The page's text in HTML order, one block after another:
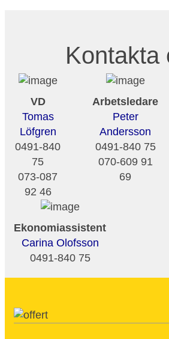
Kontakta
VD
Tomas
Löfgren
0491-840
75
073-087
92 46
Arbetsledare
Peter
Andersson
0491-840 75
070-609 91
69
Ekonomiassistent
Carina Olofsson
0491-840 75